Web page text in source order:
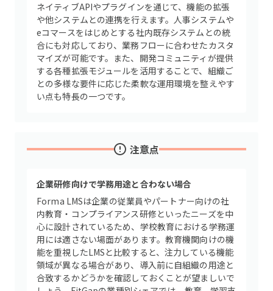
ネイティブAPIやプラグインを通じて、機能の拡張
や他システムとの連携を行えます。人事システムや
eコマースをはじめとする社内既存システムとの統
合にも対応しており、業務フローに合わせたカスタ
マイズが可能です。また、開発コミュニティが提供
する各種拡張モジュールを活用することで、組織ご
との多様な要件に応じた柔軟な運用環境を整えやす
い点も特長の一つです。
注意点
企業研修向けで学務用途と合わない場合
Forma LMSは企業の従業員やパートナー向けの社
内教育・コンプライアンス研修といったニーズを中
心に設計されているため、学校教育における学務運
用には適さない場面があります。教育機関向けの機
能を重視したLMSと比較すると、注力している機能
領域が異なる場合があり、導入前に自組織の用途と
合致するかどうかを確認しておくことが望ましいで